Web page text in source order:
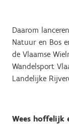
Daarom
Natuur en Bos
de Vlaamse
Wandelsport
Landelijke
Wees hoffelijk